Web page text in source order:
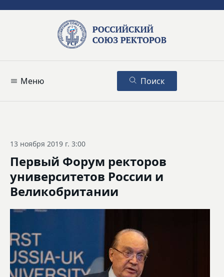
Меню Поиск
13 ноября 2019 г. 3:00
Первый Форум ректоров
университетов России и
Великобритании